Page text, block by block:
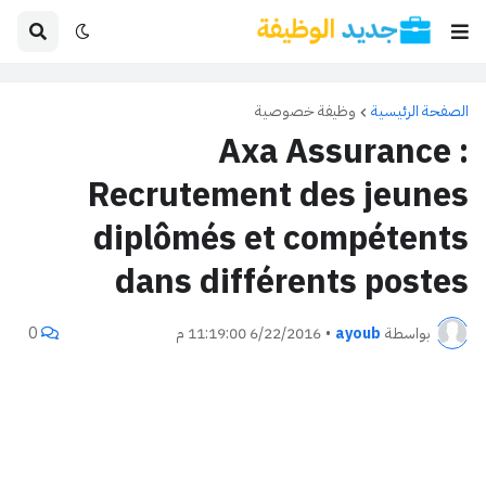
الصفحة الرئيسية وظيفة خصوصية
Axa Assurance :
Recrutement des jeunes
diplômés et compétents
dans différents postes
بواسطة ayoub
• 6/22/2016 11:19:00 م 0